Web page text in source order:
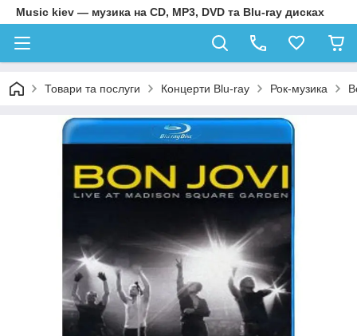
Music kiev — музика на CD, MP3, DVD та Blu-ray дисках
Товари та послуги Концерти Blu-ray Рок-музика